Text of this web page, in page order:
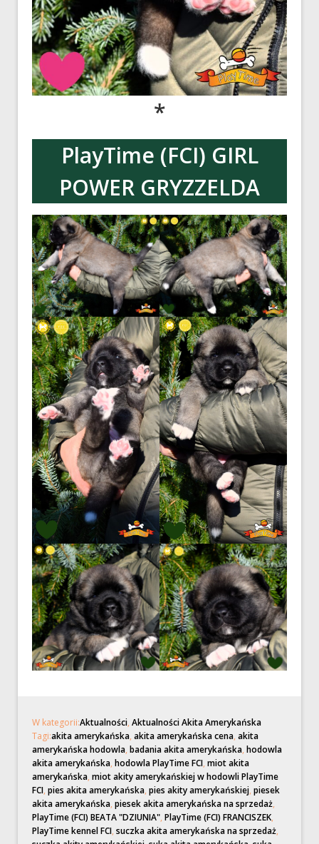
*
PlayTime (FCI) GIRL
POWER GRYZZELDA
W kategorii:Aktualności,Aktualności Akita Amerykańska
Tagi:akita amerykańska,akita amerykańska cena,akita
amerykańska hodowla,badania akita amerykańska,hodowla
akita amerykańska,hodowla PlayTime FCI,miot akita
amerykańska,miot akity amerykańskiej w hodowli PlayTime
FCI,pies akita amerykańska,pies akity amerykańskiej,piesek
akita amerykańska,piesek akita amerykańska na sprzedaż,
PlayTime (FCI) BEATA "DZIUNIA",PlayTime (FCI) FRANCISZEK,
PlayTime kennel FCI,suczka akita amerykańska na sprzedaż,